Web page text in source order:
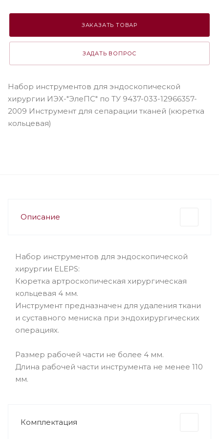
ЗАКАЗАТЬ ТОВАР
ЗАДАТЬ ВОПРОС
Набор инструментов для эндоскопической
хирургии ИЭХ-"ЭлеПС" по ТУ 9437-033-12966357-
2009 Инструмент для сепарации тканей (кюретка
кольцевая)
Описание
Набор инструментов для эндоскопической
хирургии ELEPS:
Кюретка артроскопическая хирургическая
кольцевая 4 мм.
Инструмент предназначен для удаления ткани
и суставного мениска при эндохирургических
операциях.
Размер рабочей части не более 4 мм.
Длина рабочей части инструмента не менее 110
мм.
Комплектация